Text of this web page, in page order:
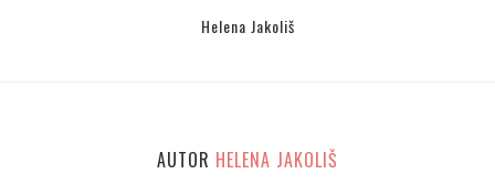
Helena Jakoliš
AUTOR HELENA JAKOLIŠ